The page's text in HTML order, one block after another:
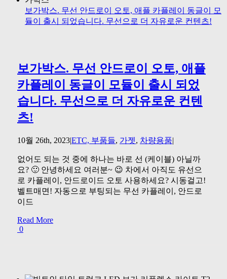
보가박스. 무선 안드로이 오토, 애플 카플레이 동글이 모
듈이 출시 되었습니다. 무선으로 더 자유로운 컨텐츠!
보가박스. 무선 안드로이 오토, 애플
카플레이 동글이 모듈이 출시 되었
습니다. 무선으로 더 자유로운 컨텐
츠!
10월 26th, 2023|ETC, 부품들, 가젯, 차량용품|
없어도 되는 것 중에 하나는 바로 선 (케이블) 아닐까
요? 🙂 안녕하세요 여러분~ 😉 차에서 아직도 유선으
로 카플레이, 안드로이드 오토 사용하세요? 시동걸고!
벨트매면! 자동으로 부팅되는 무선 카플레이, 안드로
이드
Read More
0